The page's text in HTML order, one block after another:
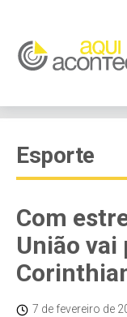
Esporte
Com
União vai
7 de fevereiro de